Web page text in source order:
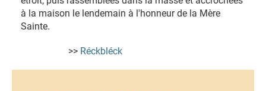
à la maison le lendemain à l'honneur de la Mère
Sainte.
>> Réckbléck